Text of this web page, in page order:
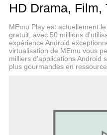
HD Drama, Film,
MEmu Play est actuellement
gratuit, avec 50 millions
expérience Android
virtualisation de MEmu vous
milliers d'applications Android
plus gourmandes en